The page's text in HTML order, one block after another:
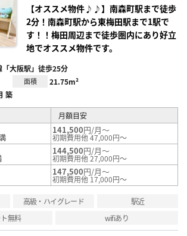
録
【オススメ物件♪♪】南森町駅まで徒歩
2分！南森町駅から東梅田駅まで1駅で
す！！梅田周辺まで徒歩圏内にあり好立
地でオススメ物件です。
「大阪駅」徒歩25分
面積 21.75m²
築
月額目安
141,500円/月～
初期費用他 47,000円～
144,500円/月～
初期費用他 27,000円～
147,500円/月～
初期費用他 17,000円～
高級・ハイグレード
駅近
無料
wifiあり